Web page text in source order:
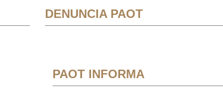
DENUNCIA PAOT
PAOT INFORMA